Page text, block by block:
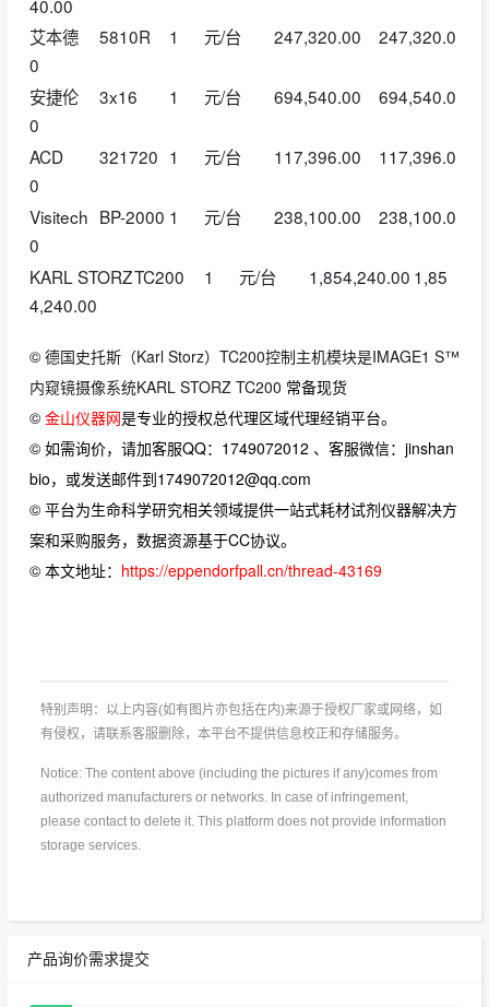
40.00
艾本德
5810R 1 元/台 247,320.00
247,320.0
0
安捷伦
3x16 1 元/台 694,540.00
694,540.0
0
ACD
321720 1 元/台 117,396.00
117,396.0
0
Visitech BP-2000 1 元/台 238,100.00
238,100.0
0
KARL STORZTC200 1 元/台 1,854,240.00 1,85
4,240.00
© 德国史托斯（Karl Storz）TC200控制主机模块是IMAGE1 S™
内窥镜摄像系统​KARL STORZ TC200 常备现货
© 金山仪器网是专业的授权总代理区域代理经销平台。
© 如需询价，请加客服QQ：1749072012 、客服微信：jinshan
bio，或发送邮件到1749072012@qq.com
© 平台为生命科学研究相关领域提供一站式耗材试剂仪器解决方
案和采购服务，数据资源基于CC协议。
© 本文地址： https://eppendorfpall.cn/thread-43169
特别声明：以上内容(如有图片亦包括在内)来源于授权厂家或网络，如
有侵权，请联系客服删除，本平台不提供信息校正和存储服务。
Notice: The content above (including the pictures if any)comes from
authorized manufacturers or networks. In case of infringement,
please contact to delete it. This platform does not provide information
storage services.
产品询价需求提交